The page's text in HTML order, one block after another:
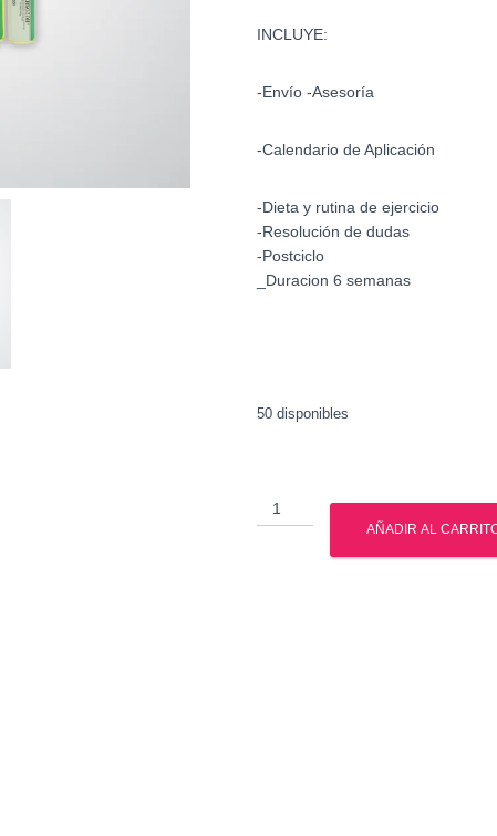
INCLUYE:
-Envío -Asesoría
-Calendario de Aplicación
-Dieta y rutina de ejercicio
-Resolución de dudas
-Postciclo
_Duracion 6 semanas
50 disponibles
Ciclo
de
esteroides
AÑADIR AL